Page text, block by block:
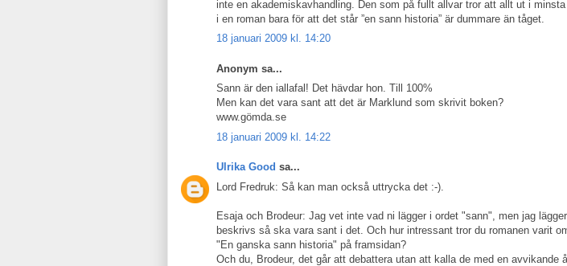
inte en akademiskavhandling. Den som på fullt allvar tror att allt ut i
i en roman bara för att det står ”en sann historia” är dummare än tåget.
18 januari 2009 kl. 14:20
Anonym sa...
Sann är den iallafal! Det hävdar hon. Till 100%
Men kan det vara sant att det är Marklund som skrivit boken?
www.gömda.se
18 januari 2009 kl. 14:22
Ulrika Good sa...
Lord Fredruk: Så kan man också uttrycka det :-).
Esaja och Brodeur: Jag vet inte vad ni lägger i ordet "sann", men jag
beskrivs så ska vara sant i det. Och hur intressant tror du romanen varit
"En ganska sann historia" på framsidan?
Och du, Brodeur, det går att debattera utan att kalla de med en avvikande